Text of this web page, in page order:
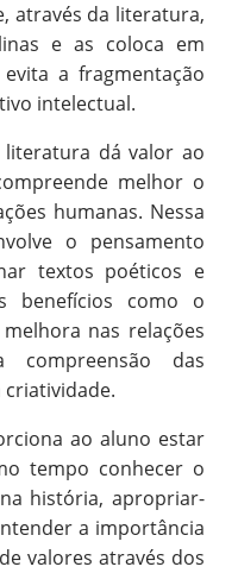
através da literatura,
e as coloca em
a fragmentação
intelectual.
dá valor ao
melhor o
humanas. Nessa
o pensamento
textos poéticos e
benefícios como o
nas relações
das
ao aluno estar
tempo conhecer o
história, apropriar-
a importância
valores através dos